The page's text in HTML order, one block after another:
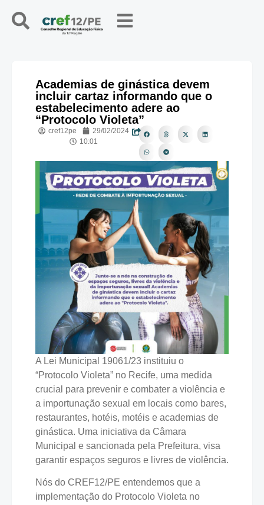
Academias de ginástica devem
incluir cartaz informando que o
estabelecimento adere ao
“Protocolo Violeta”
cref12pe
29/02/2024
10:01
A Lei Municipal 19061/23 instituiu o
“Protocolo Violeta” no Recife, uma medida
crucial para prevenir e combater a violência e
a importunação sexual em locais como bares,
restaurantes, hotéis, motéis e academias de
ginástica. Uma iniciativa da Câmara
Municipal e sancionada pela Prefeitura, visa
garantir espaços seguros e livres de violência.
Nós do CREF12/PE entendemos que a
implementação do Protocolo Violeta no